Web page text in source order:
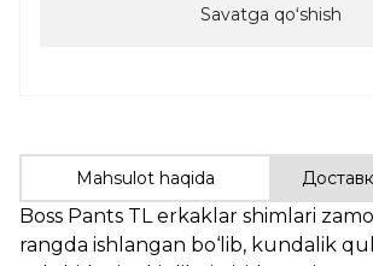
Savatga qoʻshish
Mahsulot haqida
Boss Pants TL erkaklar shimlari
rangda ishlangan bo‘lib, kundalik